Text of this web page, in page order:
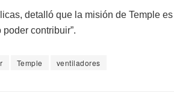
detalló que la misión de Temple es
contribuir”.
Temple ventiladores